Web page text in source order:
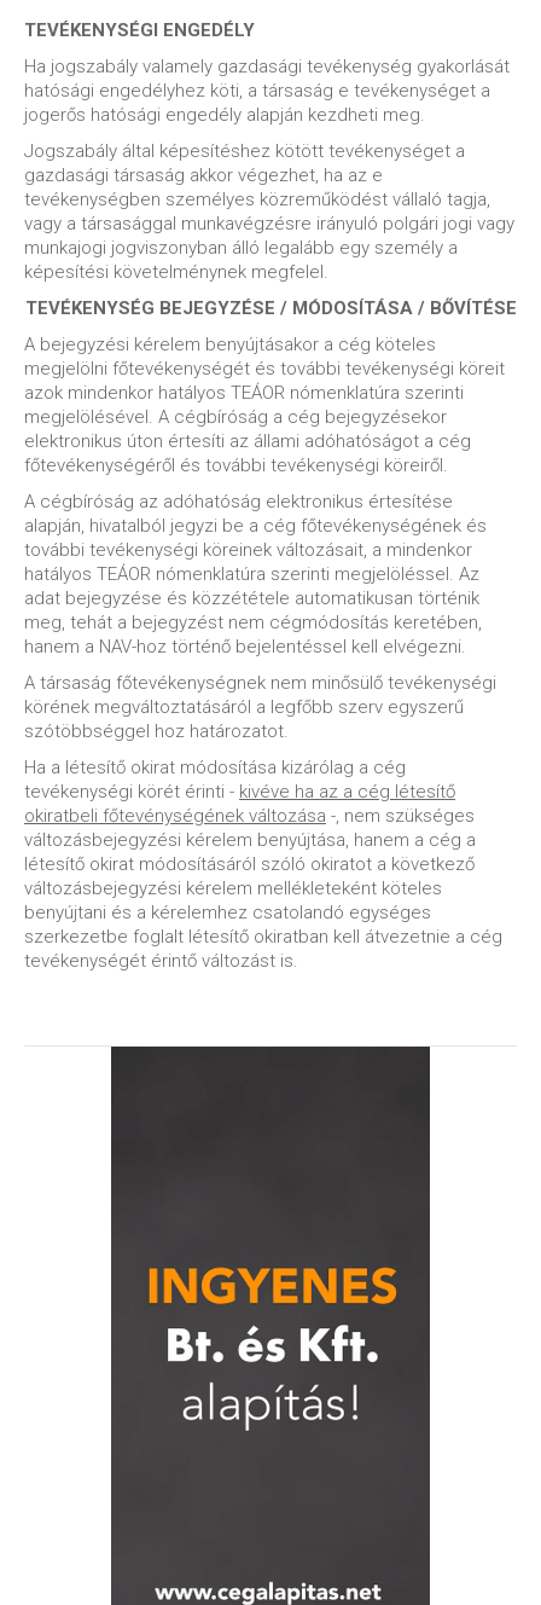
TEVÉKENYSÉGI ENGEDÉLY
Ha jogszabály valamely gazdasági tevékenység gyakorlását
hatósági engedélyhez köti, a társaság e tevékenységet a
jogerős hatósági engedély alapján kezdheti meg.
Jogszabály által képesítéshez kötött tevékenységet a
gazdasági társaság akkor végezhet, ha az e
tevékenységben személyes közreműködést vállaló tagja,
vagy a társasággal munkavégzésre irányuló polgári jogi vagy
munkajogi jogviszonyban álló legalább egy személy a
képesítési követelménynek megfelel.
TEVÉKENYSÉG BEJEGYZÉSE / MÓDOSÍTÁSA / BŐVÍTÉSE
A bejegyzési kérelem benyújtásakor a cég köteles
megjelölni főtevékenységét és további tevékenységi köreit
azok mindenkor hatályos TEÁOR nómenklatúra szerinti
megjelölésével. A cégbíróság a cég bejegyzésekor
elektronikus úton értesíti az állami adóhatóságot a cég
főtevékenységéről és további tevékenységi köreiről.
A cégbíróság az adóhatóság elektronikus értesítése
alapján, hivatalból jegyzi be a cég főtevékenységének és
további tevékenységi köreinek változásait, a mindenkor
hatályos TEÁOR nómenklatúra szerinti megjelöléssel. Az
adat bejegyzése és közzététele automatikusan történik
meg, tehát a bejegyzést nem cégmódosítás keretében,
hanem a NAV-hoz történő bejelentéssel kell elvégezni.
A társaság főtevékenységnek nem minősülő tevékenységi
körének megváltoztatásáról a legfőbb szerv egyszerű
szótöbbséggel hoz határozatot.
Ha a létesítő okirat módosítása kizárólag a cég
tevékenységi körét érinti - kivéve ha az a cég létesítő
okiratbeli főtevénységének változása -, nem szükséges
változásbejegyzési kérelem benyújtása, hanem a cég a
létesítő okirat módosításáról szóló okiratot a következő
változásbejegyzési kérelem mellékleteként köteles
benyújtani és a kérelemhez csatolandó egységes
szerkezetbe foglalt létesítő okiratban kell átvezetnie a cég
tevékenységét érintő változást is.